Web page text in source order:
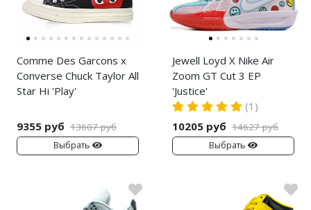
Comme Des Garcons x
Converse Chuck Taylor All
Star Hi 'Play'
9355 руб 13607 руб
Выбрать
Jewell Loyd X Nike Air
Zoom GT Cut 3 EP
'Justice'
(1)
10205 руб 14627 руб
Выбрать